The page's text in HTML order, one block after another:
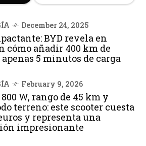
December 24, 2025
BYD revela en
cómo añadir 400 km de
5 minutos de carga
February 9, 2026
W, rango de 45 km y
terreno: este scooter cuesta
y representa una
impresionante